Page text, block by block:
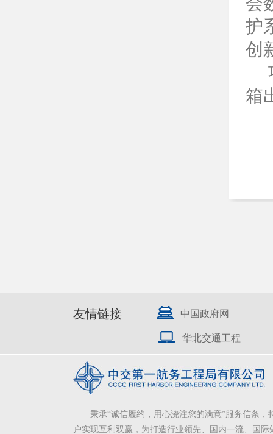
护
创
箱
友情链接 中国政府网
华北交通工程
秉承“诚信履约，用心浇注您的满意”服务信条，
户实现互利双赢，为打造行业领先、国内一流、国际